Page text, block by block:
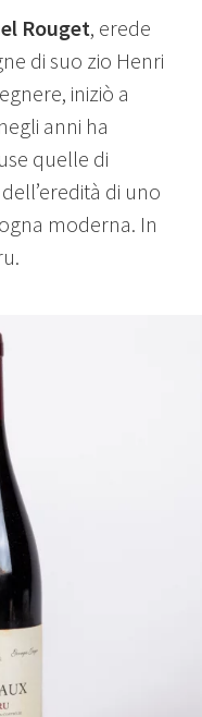
Rouget, erede
di suo zio Henri
iniziò a
anni ha
quelle di
di uno
moderna. In